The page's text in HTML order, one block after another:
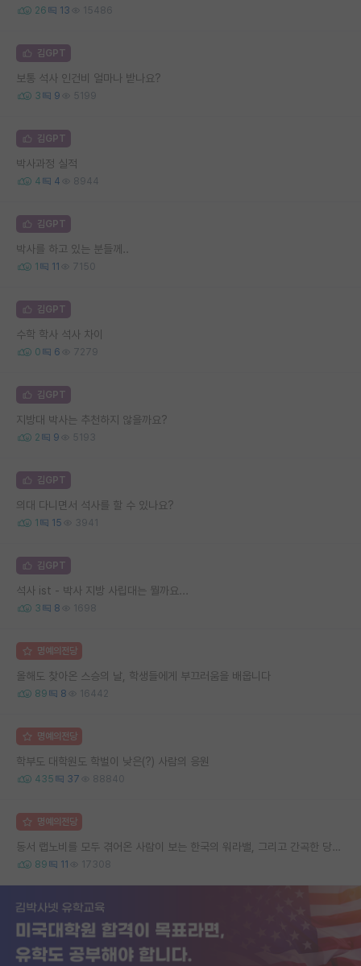
26 13 15486
김GPT
보통 석사 인건비 얼마나 받나요?
3 9 5199
김GPT
박사과정 실적
4 4 8944
김GPT
박사를 하고 있는 분들께..
1 11 7150
김GPT
수학 학사 석사 차이
0 6 7279
김GPT
지방대 박사는 추천하지 않을까요?
2 9 5193
김GPT
의대 다니면서 석사를 할 수 있나요?
1 15 3941
김GPT
석사 ist - 박사 지방 사립대는 뭘까요...
3 8 1698
명예의전당
올해도 찾아온 스승의 날, 학생들에게 부끄러움을 배웁니다
89 8 16442
명예의전당
학부도 대학원도 학벌이 낮은(?) 사람의 응원
435 37 88840
명예의전당
동서 랩노비를 모두 겪어온 사람이 보는 한국의 워라밸, 그리고 간곡한 당부의 말씀
89 11 17308